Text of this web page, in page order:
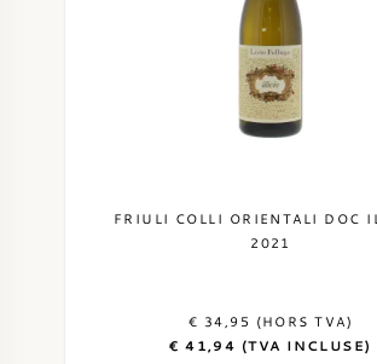
FRIULI COLLI ORIENTALI DOC
2021
€ 34,95 (HORS TVA)
€ 41,94 (TVA INCLUSE)